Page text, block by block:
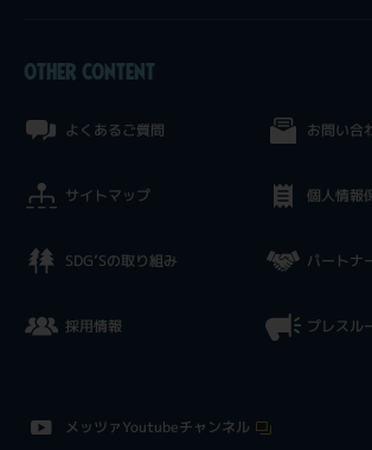
OTHER CONTENT
よくあるご質問
サイトマップ
SDG’Sの取り組み
採用情報
お問い合
個人情報
パートナ
プレスル
メッツァYoutubeチャンネル